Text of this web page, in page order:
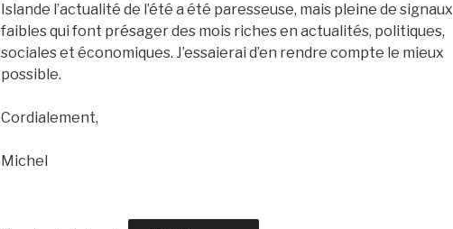
Islande l’actualité de l’été a été paresseuse, mais pleine de signaux
faibles qui font présager des mois riches en actualités, politiques,
sociales et économiques. J’essaierai d’en rendre compte le mieux
possible.
Cordialement,
Michel